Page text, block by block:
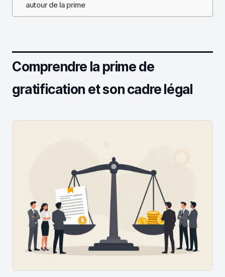
autour de la prime
Comprendre la prime de
gratification et son cadre légal